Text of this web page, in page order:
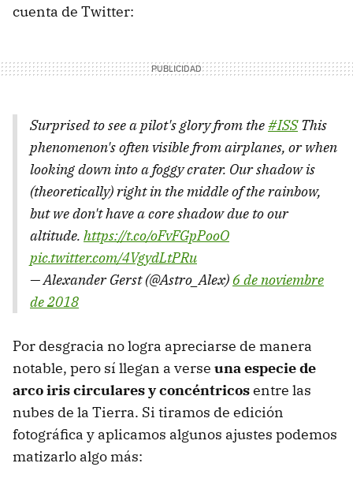
cuenta de Twitter:
Surprised to see a pilot's glory from the#ISSThis
phenomenon's often visible from airplanes, or when
looking down into a foggy crater. Our shadow is
(theoretically) right in the middle of the rainbow,
but we don't have a core shadow due to our
altitude. https://t.co/oFvFGpPooO
pic.twitter.com/4VgydLtPRu
— Alexander Gerst (@Astro_Alex)6 de noviembre
de 2018
Por desgracia no logra apreciarse de manera
notable, pero sí llegan a verse una especie de
arco iris circulares y concéntricosentre las
nubes de la Tierra. Si tiramos de edición
fotográfica y aplicamos algunos ajustes podemos
matizarlo algo más: